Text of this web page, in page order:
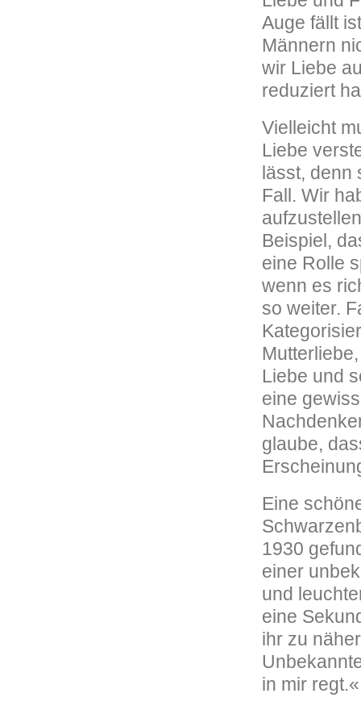
Auge fällt
Männern
wir Liebe
reduziert
Vielleicht
Liebe
lässt, denn
Fall. Wir
Beispiel,
eine Rolle
wenn es
so weiter.
Liebe und
eine
glaube,
Eine
1930
einer
und
eine
ihr zu
in mir regt.«